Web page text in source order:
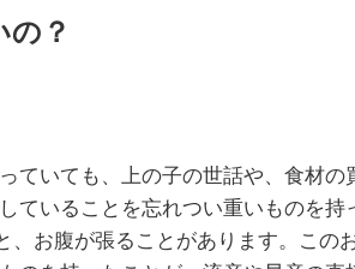
？
ていても、上の子の世話や、食材
ていることを忘れつい重いものを持
、お腹が張ることがあります。こ